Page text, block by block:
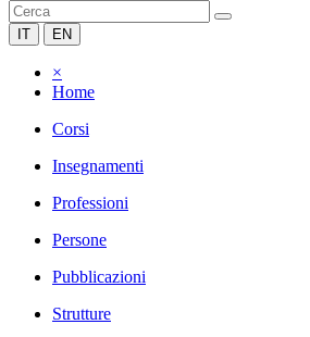
IT EN
×
Home
Corsi
Insegnamenti
Professioni
Persone
Pubblicazioni
Strutture